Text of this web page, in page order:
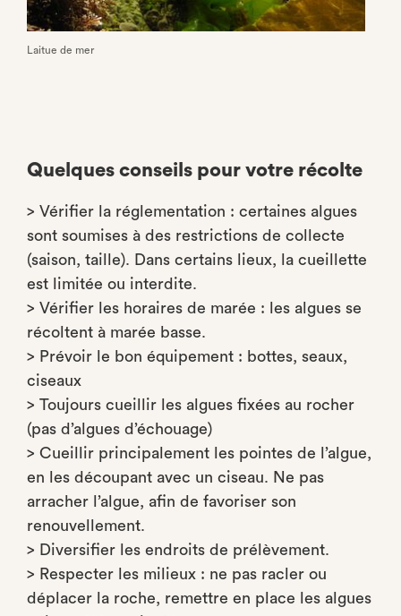
Laitue de mer
Quelques conseils pour votre récolte
> Vérifier la réglementation : certaines algues
sont soumises à des restrictions de collecte
(saison, taille). Dans certains lieux, la cueillette
est limitée ou interdite.
> Vérifier les horaires de marée : les algues se
récoltent à marée basse.
> Prévoir le bon équipement : bottes, seaux,
ciseaux
> Toujours cueillir les algues fixées au rocher
(pas d’algues d’échouage)
> Cueillir principalement les pointes de l’algue,
en les découpant avec un ciseau. Ne pas
arracher l’algue, afin de favoriser son
renouvellement.
> Diversifier les endroits de prélèvement.
> Respecter les milieux : ne pas racler ou
déplacer la roche, remettre en place les algues